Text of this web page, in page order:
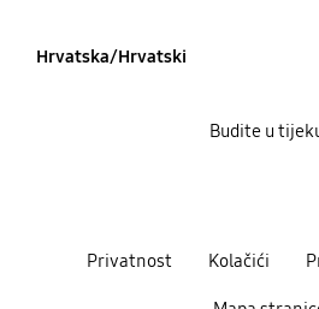
Hrvatska/Hrvatski
Privatnost Kolačići
Budite u